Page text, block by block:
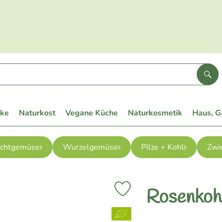
Naturkost Vegane Küche Naturkosmetik Haus,
Wurzelgemüse Pilze + Kohl
Produkt zu Favouriten
, Verband: